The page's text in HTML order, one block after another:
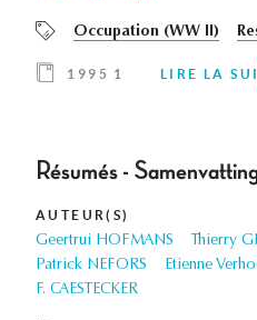
Occupation (WW II)
1995 1 LIRE LA
Résumés -
AUTEUR(S)
Geertrui HOFMANS
Thierry
Patrick NEFORS
Etienne
F. CAESTECKER